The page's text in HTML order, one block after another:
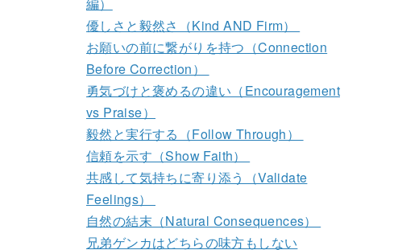
優しさと毅然さ（Kind AND Firm）
お願いの前に繋がりを持つ（Connection
Before Correction）
勇気づけと褒めるの違い（Encouragement
vs Praise）
毅然と実行する（Follow Through）
信頼を示す（Show Faith）
共感して気持ちに寄り添う（Validate
Feelings）
自然の結末（Natural Consequences）
兄弟ゲンカはどちらの味方もしない